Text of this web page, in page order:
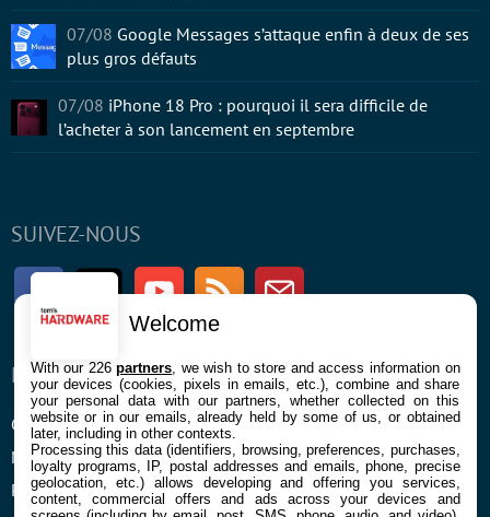
SUIVEZ-NOUS
FacebookTwitter Youtube RSS Newsletter
ENTREPRISE
Confidentialité et Cookies
Mentions légales et CGU
Préférences Cookies
À PROPOS
Contact
07/08 Google Messages s’attaque enfin à deux de ses
plus gros défauts
07/08 iPhone 18 Pro : pourquoi il sera difficile de
l’acheter à son lancement en septembre
Welcome
With our 226partners , we wish to store and access information on
your devices (cookies, pixels in emails, etc.), combine and share
your personal data with our partners, whether collected on this
website or in our emails, already held by some of us, or obtained
later, including in other contexts.
Processing this data (identifiers, browsing, preferences, purchases,
loyalty programs, IP, postal addresses and emails, phone, precise
geolocation, etc.) allows developing and offering you services,
content, commercial offers and ads across your devices and